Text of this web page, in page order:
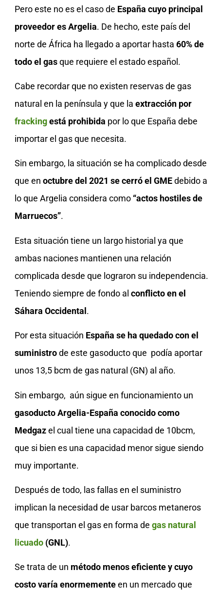
Pero este no es el caso de España cuyo principal
proveedor es Argelia. De hecho, este país del
norte de África ha llegado a aportar hasta 60% de
todo el gasque requiere el estado español.
Cabe recordar que no existen reservas de gas
natural en la península y que la extracción por
frackingestá prohibida por lo que España debe
importar el gas que necesita.
Sin embargo, la situación se ha complicado desde
que en octubre del 2021 se cerró el GMEdebido a
lo que Argelia considera como “actos hostiles de
Marruecos”.
Esta situación tiene un largo historial ya que
ambas naciones mantienen una relación
complicada desde que lograron su independencia.
Teniendo siempre de fondo al conflicto en el
Sáhara Occidental .
Por esta situación España se ha quedado con el
suministrode este gasoducto que podía aportar
unos 13,5 bcm de gas natural (GN) al año.
Sin embargo, aún sigue en funcionamiento un
gasoducto Argelia-España conocido como
Medgazel cual tiene una capacidad de 10bcm,
que si bien es una capacidad menor sigue siendo
muy importante.
Después de todo, las fallas en el suministro
implican la necesidad de usar barcos metaneros
que transportan el gas en forma de gas natural
licuado (GNL).
Se trata de un método menos eficiente y cuyo
costo varía enormementeen un mercado que